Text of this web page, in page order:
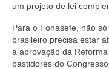
um projeto de lei
Para o Fonasefe, não
brasileiro precisa estar
a aprovação da
bastidores do